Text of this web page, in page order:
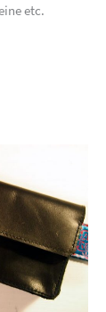
etc.